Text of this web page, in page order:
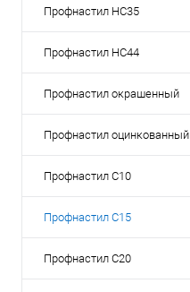
Профнастил НС35
Профнастил НС44
Профнастил окрашенный
Профнастил оцинкованный
Профнастил С10
Профнастил С15
Профнастил С20